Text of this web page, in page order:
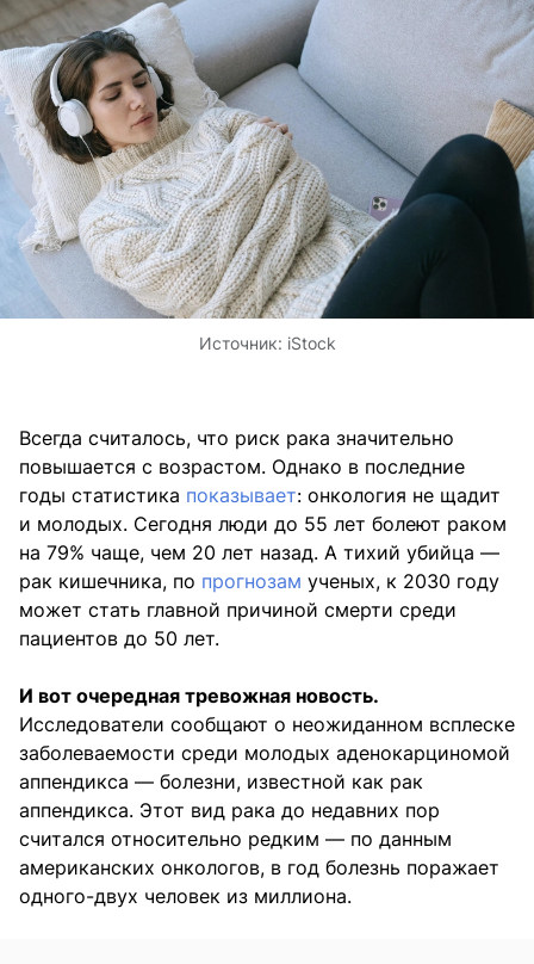
Источник: iStock
Всегда считалось, что риск рака значительно
повышается с возрастом. Однако в последние
годы статистика показывает: онкология не щадит
и молодых. Сегодня люди до 55 лет болеют раком
на 79% чаще, чем 20 лет назад. А тихий убийца —
рак кишечника, по прогнозам ученых, к 2030 году
может стать главной причиной смерти среди
пациентов до 50 лет.
И вот очередная тревожная новость.
Исследователи сообщают о неожиданном всплеске
заболеваемости среди молодых аденокарциномой
аппендикса — болезни, известной как рак
аппендикса. Этот вид рака до недавних пор
считался относительно редким — по данным
американских онкологов, в год болезнь поражает
одного-двух человек из миллиона.